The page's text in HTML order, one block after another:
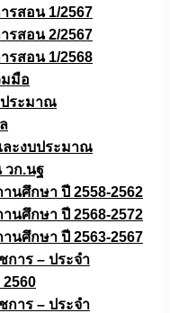
รสอน 1/2567
รสอน 2/2567
รสอน 1/2568
มมือ
ประมาณ
ละงบประมาณ
วก.นฐ
นศึกษา ปี 2558-2562
นศึกษา ปี 2568-2572
นศึกษา ปี 2563-2567
การ – ประจำ
การ – ประจำ